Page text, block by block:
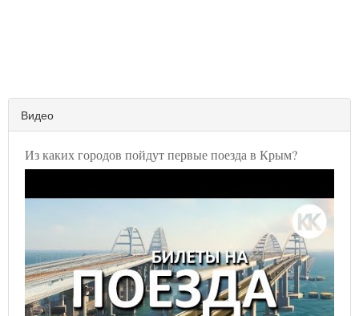
Видео
Из каких городов пойдут первые поезда в Крым?